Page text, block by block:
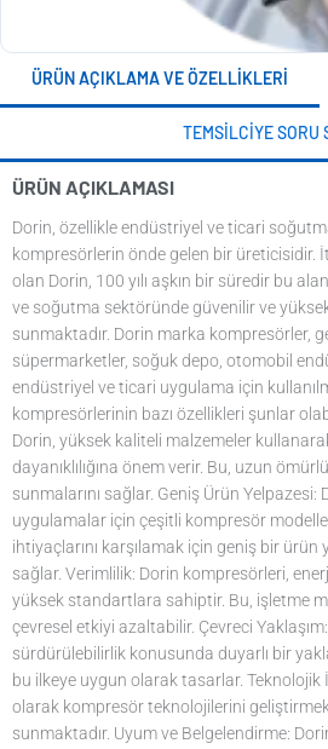
ÜRÜN AÇIKLAMA VE ÖZELLIKLERI
TEMSILCIYE SORU
ÜRÜN AÇIKLAMASI
Dorin, özellikle endüstriyel ve ticari
kompresörlerin önde gelen bir üreticisidir.
olan Dorin, 100 yılı aşkın bir süredir bu
ve soğutma sektöründe güvenilir ve
sunmaktadır. Dorin marka kompresörler,
süpermarketler, soğuk depo, otomobil
endüstriyel ve ticari uygulama için
kompresörlerinin bazı özellikleri şunlar
Dorin, yüksek kaliteli malzemeler
dayanıklılığına önem verir. Bu, uzun
sunmalarını sağlar. Geniş Ürün Yelpazesi:
uygulamalar için çeşitli kompresör
ihtiyaçlarını karşılamak için geniş bir ürün
sağlar. Verimlilik: Dorin kompresörleri,
yüksek standartlara sahiptir. Bu, işletme
çevresel etkiyi azaltabilir. Çevreci
sürdürülebilirlik konusunda duyarlı bir
bu ilkeye uygun olarak tasarlar. Teknolojik
olarak kompresör teknolojilerini
sunmaktadır. Uyum ve Belgelendirme: